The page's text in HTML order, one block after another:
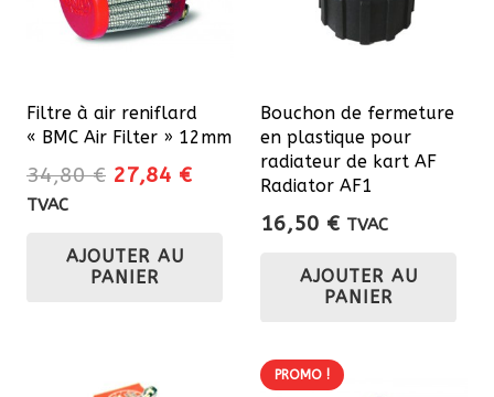
Filtre à air reniflard
« BMC Air Filter » 12mm
34,80€ Le
était :
34,80 €.
27,84 €Le
TVAC
AJOUTER AU
PANIER
Bouchon de fermeture
en plastique pour
radiateur de kart AF
Radiator AF1
16,50 € TVAC
AJOUTER AU
PANIER
PROMO !